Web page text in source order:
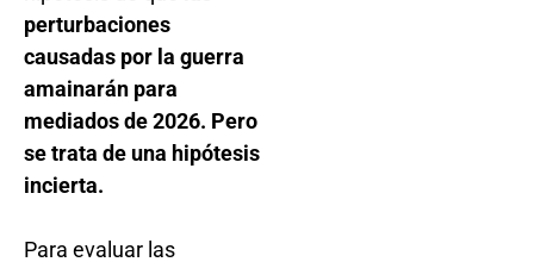
perturbaciones
causadas por la guerra
amainarán para
mediados de 2026. Pero
se trata de una hipótesis
incierta.
Para evaluar las